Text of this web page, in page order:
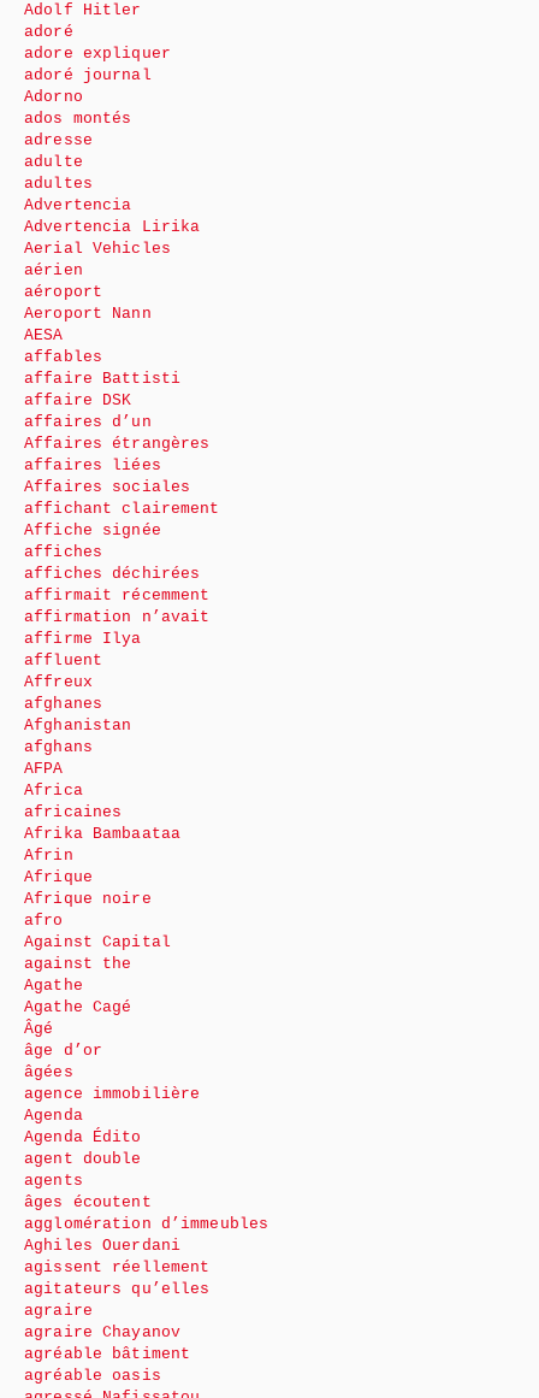
Adolf Hitler
adoré
adore expliquer
adoré journal
Adorno
ados montés
adresse
adulte
adultes
Advertencia
Advertencia Lirika
Aerial Vehicles
aérien
aéroport
Aeroport Nann
AESA
affables
affaire Battisti
affaire DSK
affaires d’un
Affaires étrangères
affaires liées
Affaires sociales
affichant clairement
Affiche signée
affiches
affiches déchirées
affirmait récemment
affirmation n’avait
affirme Ilya
affluent
Affreux
afghanes
Afghanistan
afghans
AFPA
Africa
africaines
Afrika Bambaataa
Afrin
Afrique
Afrique noire
afro
Against Capital
against the
Agathe
Agathe Cagé
Âgé
âge d’or
âgées
agence immobilière
Agenda
Agenda Édito
agent double
agents
âges écoutent
agglomération d’immeubles
Aghiles Ouerdani
agissent réellement
agitateurs qu’elles
agraire
agraire Chayanov
agréable bâtiment
agréable oasis